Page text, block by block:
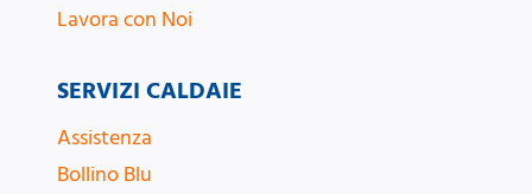
Lavora con Noi
SERVIZI CALDAIE
Assistenza
Bollino Blu